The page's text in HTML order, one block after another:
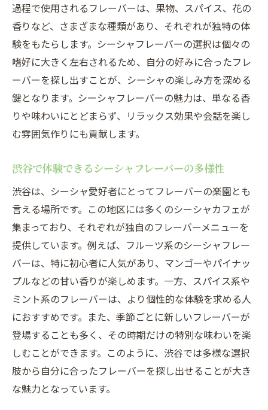
初心者におすすめのシーシャフレーバーリ
スト
フレーバー選びで失敗しないためのポイン
ト
渋谷で人気のスタンダードシーシャフレー
バー
初心者が知っておくべきシーシャの楽しみ
ゆっくり楽しむためのフレーバー選びのコ
渋谷のシーシャバーで初体験する安心のフ
レーバー
渋谷のシーシャバーで体験する異国情緒溢れる
フレーバー
異国の香りを楽しむ特別なシーシャフレー
バー
渋谷のシーシャバーでしか味わえない体験
人気のエキゾチックフレーバーランキング
渋谷で旅するようにフレーバーを楽しむ
スタッフおすすめの異国情緒溢れるブレン
ド
過程で使用されるフレーバーは、果物、スパイス、花の
香りなど、さまざまな種類があり、それぞれが独特の体
験をもたらします。シーシャフレーバーの選択は個々の
嗜好に大きく左右されるため、自分の好みに合ったフレ
ーバーを探し出すことが、シーシャの楽しみ方を深める
鍵となります。シーシャフレーバーの魅力は、単なる香
りや味わいにとどまらず、リラックス効果や会話を楽し
む雰囲気作りにも貢献します。
渋谷で体験できるシーシャフレーバーの多様性
渋谷は、シーシャ愛好者にとってフレーバーの楽園とも
言える場所です。この地区には多くのシーシャカフェが
集まっており、それぞれが独自のフレーバーメニューを
提供しています。例えば、フルーツ系のシーシャフレー
バーは、特に初心者に人気があり、マンゴーやパイナッ
プルなどの甘い香りが楽しめます。一方、スパイス系や
ミント系のフレーバーは、より個性的な体験を求める人
におすすめです。また、季節ごとに新しいフレーバーが
登場することも多く、その時期だけの特別な味わいを楽
しむことができます。このように、渋谷では多様な選択
肢から自分に合ったフレーバーを探し出せることが大き
な魅力となっています。